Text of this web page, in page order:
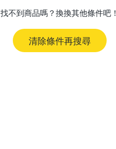
找不到商品嗎？換換其他條件吧！
清除條件再搜尋